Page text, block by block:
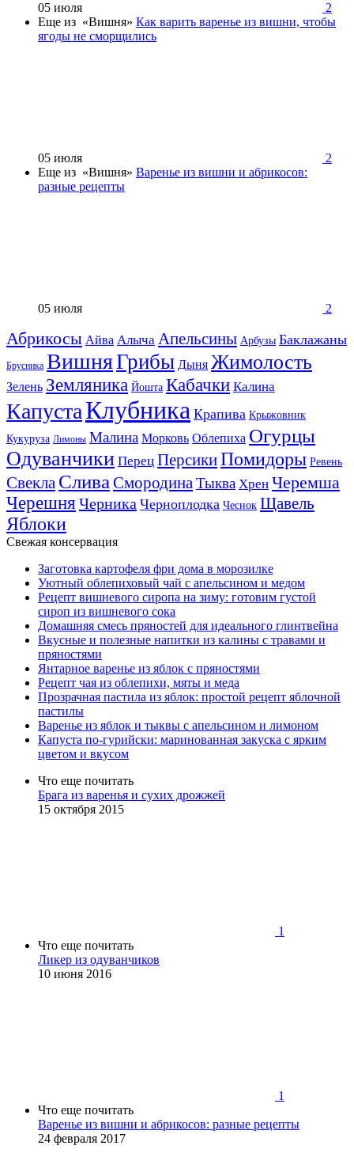
05 июля
2
Еще из «Вишня» Как варить варенье из вишни, чтобы
ягоды не сморщились
05 июля
2
Еще из «Вишня» Варенье из вишни и абрикосов:
разные рецепты
05 июля 2
Абрикосы Айва Алыча Апельсины Арбузы Баклажаны
Брусника ВишняГрибы Дыня Жимолость
Зелень Земляника Йошта Кабачки Калина
КапустаКлубника Крапива Крыжовник
Кукуруза Лимоны Малина Морковь Облепиха Огурцы
Одуванчики Перец ПерсикиПомидоры Ревень
Свекла Слива СмородинаТыква Хрен Черемша
Черешня Черника Черноплодка Чеснок Щавель
Яблоки
Свежая консервация
Заготовка картофеля фри дома в морозилке
Уютный облепиховый чай с апельсином и медом
Рецепт вишневого сиропа на зиму: готовим густой
сироп из вишневого сока
Домашняя смесь пряностей для идеального глинтвейна
Вкусные и полезные напитки из калины с травами и
пряностями
Янтарное варенье из яблок с пряностями
Рецепт чая из облепихи, мяты и меда
Прозрачная пастила из яблок: простой рецепт яблочной
пастилы
Варенье из яблок и тыквы с апельсином и лимоном
Капуста по-гурийски: маринованная закуска с ярким
цветом и вкусом
Что еще почитать
Брага из варенья и сухих дрожжей
15 октября 2015
1
Что еще почитать
Ликер из одуванчиков
10 июня 2016
1
Что еще почитать
Варенье из вишни и абрикосов: разные рецепты
24 февраля 2017